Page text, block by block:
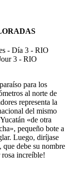
para los
al norte de
representa la
del mismo
«de otra
pequeño bote a
Luego, diríjase
que debe su nombre
rosa increíble!